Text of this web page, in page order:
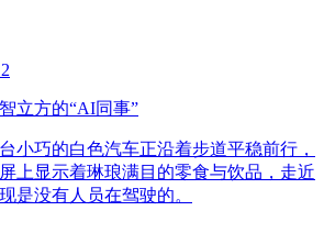
立方的“AI同事”
小巧的白色汽车正沿着步道平稳前行，
上显示着琳琅满目的零食与饮品，走近
是没有人员在驾驶的。